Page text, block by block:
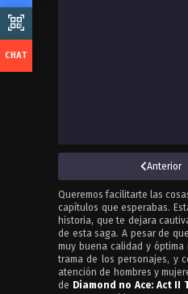
Anterior
Queremos facilitarte las
capítulos que esperabas.
historia, que te dejara
de esta saga. A pesar de
muy buena calidad y
trama de los personajes, y
atención de hombres y
de Diamond no Ace: Act II